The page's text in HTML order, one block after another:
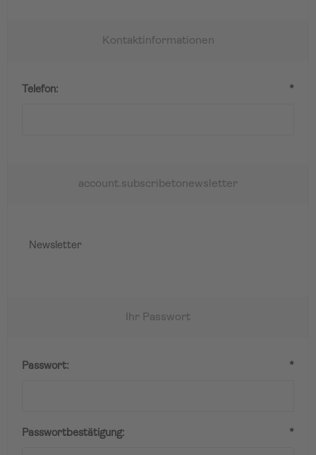
Kontaktinformationen
Telefon: *
account.subscribetonewsletter
Newsletter
Ihr Passwort
Passwort: *
Passwortbestätigung: *